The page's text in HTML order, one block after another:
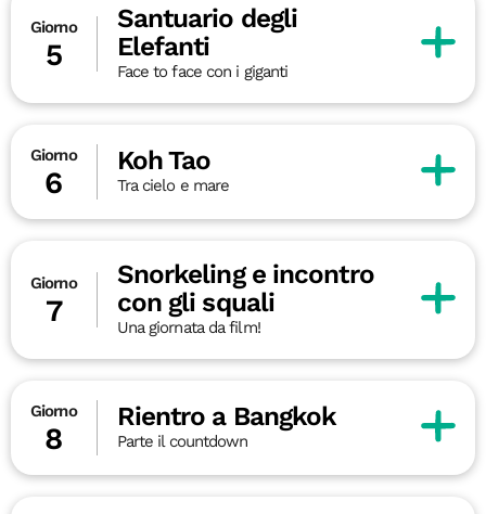
Giorno
5
Santuario degli
Elefanti
Face to face con i giganti
Giorno
6
Koh Tao
Tra cielo e mare
Giorno
7
Snorkeling e incontro
con gli squali
Una giornata da film!
Giorno
8
Rientro a Bangkok
Parte il countdown